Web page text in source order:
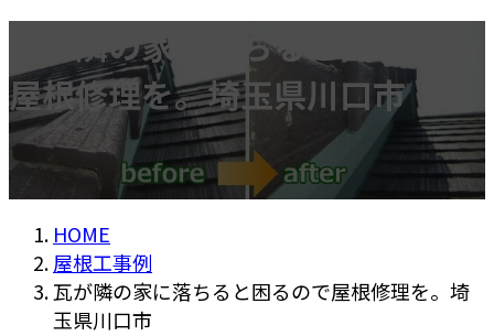
瓦が隣の家に落ちると困るので
屋根修理を。埼玉県川口市
HOME
屋根工事例
瓦が隣の家に落ちると困るので屋根修理を。埼
玉県川口市